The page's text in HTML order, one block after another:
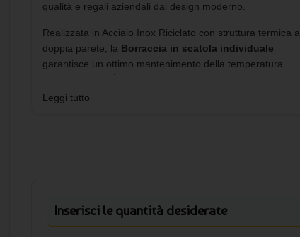
qualità e regali aziendali dal design moderno.
Realizzata in Acciaio Inox Riciclato con struttura termica a
doppia parete, la Borraccia in scatola individuale
garantisce un ottimo mantenimento della temperatura
delle bevande. È possibile personalizzare la borraccia con
la stampa del logo aziendale tramite incisione laser o
Caratteristiche della Borraccia in
scatola individuale
Leggi tutto
Inserisci le quantità desiderate